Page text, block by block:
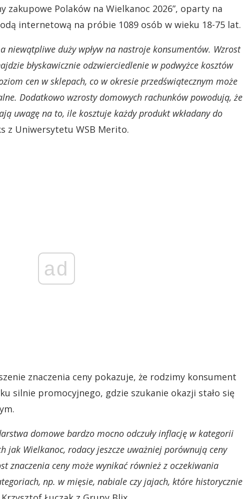
Polaków na Wielkanoc 2026”, oparty na
internetową na próbie 1089 osób w wieku 18-75 lat.
niewątpliwe duży wpływ na nastroje konsumentów. Wzrost
błyskawicznie odzwierciedlenie w podwyżce kosztów
cen w sklepach, co w okresie przedświątecznym może
Dodatkowo wzrosty domowych rachunków powodują, że
uwagę na to, ile kosztuje każdy produkt wkładany do
z Uniwersytetu WSB Merito.
ad
znaczenia ceny pokazuje, że rodzimy konsument
silnie promocyjnego, gdzie szukanie okazji stało się
domowe bardzo mocno odczuły inflację w kategorii
jak Wielkanoc, rodacy jeszcze uważniej porównują ceny
znaczenia ceny może wynikać również z oczekiwania
np. w mięsie, nabiale czy jajach, które historycznie